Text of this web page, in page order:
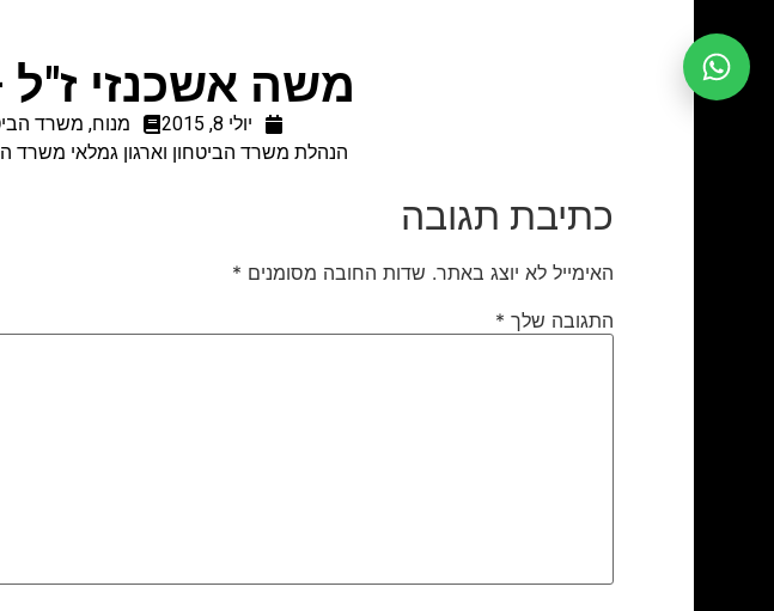
משה אשכנזי
יולי 8, 2015 מנוח, משרד
הנהלת משרד הביטחון וארגון גמלאי
כתיבת תגובה
האימייל לא יוצג באתר. שדות החובה מסומנים *
התגובה שלך *